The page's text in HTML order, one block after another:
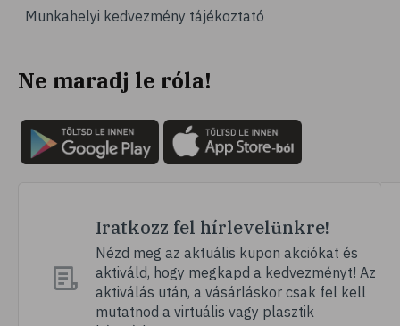
# vérnyomás
# mozgás
# pszichológia
# hátfájás
# vérnyomáscsökkentés
# megfázás
# influenza
Munkahelyi kedvezmény tájékoztató
Ne maradj le róla!
Iratkozz fel hírlevelünkre!
Nézd meg az aktuális kupon akciókat és
aktiváld, hogy megkapd a kedvezményt! Az
aktiválás után, a vásárláskor csak fel kell
mutatnod a virtuális vagy plasztik